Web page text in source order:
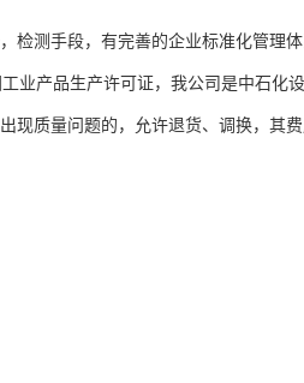
检测手段，有完善的企业标准化管理
业产品生产许可证，我公司是中石化
质量问题的，允许退货、调换，其费